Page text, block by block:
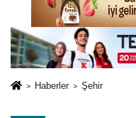
Haberler Şehir